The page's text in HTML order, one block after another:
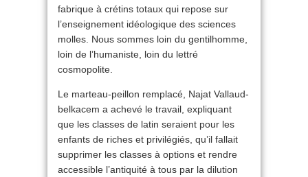
fabrique à crétins totaux qui repose sur
l’enseignement idéologique des sciences
molles. Nous sommes loin du gentilhomme,
loin de l’humaniste, loin du lettré
cosmopolite.
Le marteau-peillon remplacé, Najat Vallaud-
belkacem a achevé le travail, expliquant
que les classes de latin seraient pour les
enfants de riches et privilégiés, qu’il fallait
supprimer les classes à options et rendre
accessible l’antiquité à tous par la dilution